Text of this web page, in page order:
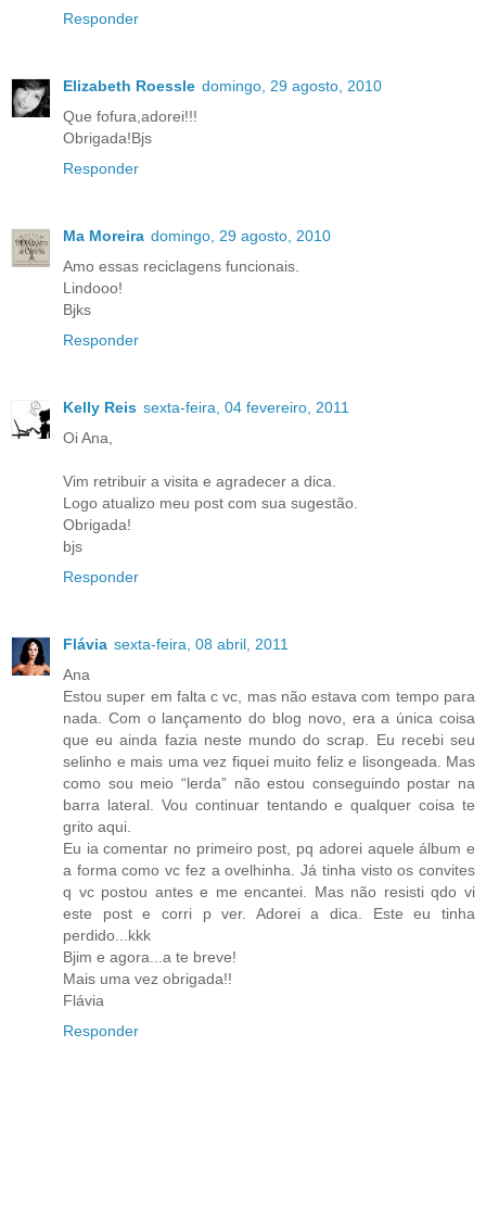
Responder
Elizabeth Roessle domingo, 29 agosto, 2010
Que fofura,adorei!!!
Obrigada!Bjs
Responder
Ma Moreira domingo, 29 agosto, 2010
Amo essas reciclagens funcionais.
Lindooo!
Bjks
Responder
Kelly Reis sexta-feira, 04 fevereiro, 2011
Oi Ana,
Vim retribuir a visita e agradecer a dica.
Logo atualizo meu post com sua sugestão.
Obrigada!
bjs
Responder
Flávia sexta-feira, 08 abril, 2011
Ana
Estou super em falta c vc, mas não estava com tempo para
nada. Com o lançamento do blog novo, era a única coisa
que eu ainda fazia neste mundo do scrap. Eu recebi seu
selinho e mais uma vez fiquei muito feliz e lisongeada. Mas
como sou meio “lerda” não estou conseguindo postar na
barra lateral. Vou continuar tentando e qualquer coisa te
grito aqui.
Eu ia comentar no primeiro post, pq adorei aquele álbum e
a forma como vc fez a ovelhinha. Já tinha visto os convites
q vc postou antes e me encantei. Mas não resisti qdo vi
este post e corri p ver. Adorei a dica. Este eu tinha
perdido...kkk
Bjim e agora...a te breve!
Mais uma vez obrigada!!
Flávia
Responder